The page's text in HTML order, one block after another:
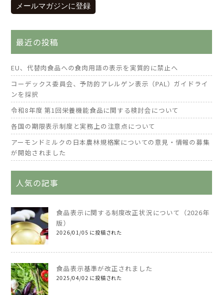
メールマガジンに登録
最近の投稿
EU、代替肉食品への食肉用語の表示を実質的に禁止へ
コーデックス委員会、予防的アレルゲン表示（PAL）ガイドライ
ンを採択
令和8年度 第1回栄養機能食品に関する検討会について
各国の期限表示制度と実務上の注意点について
アーモンドミルクの日本農林規格案についての意見・情報の募集
が開始されました
人気の記事
食品表示に関する制度改正状況について（2026年
版）
2026/01/05 に投稿された
食品表示基準が改正されました
2025/04/02 に投稿された